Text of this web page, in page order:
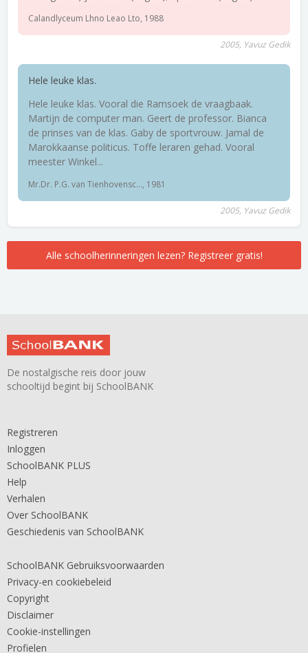
Calandlyceum Lhno Leao Lto, 1988
2005, Yavuz Gedik
Hele leuke klas.
Hele leuke klas. Vooral die Ramsoek de vraagbaak.
Martijn de computer man. Geert de professor. Bianca
de prinses van de klas. Gaby de sportvrouw. Jamal de
Marokkaanse politicus. Toffe leraren gehad. Vooral
meester Winkel...
Mr.Dr. P.G. van Tienhovensc..., 1981
2005, Yavuz Gedik
Alle schoolherinneringen lezen? Registreer gratis!
De nostalgische reis door jouw
schooltijd begint bij SchoolBANK
Registreren
Inloggen
SchoolBANK PLUS
Help
Verhalen
Over SchoolBANK
Geschiedenis van SchoolBANK
SchoolBANK Gebruiksvoorwaarden
Privacy-en cookiebeleid
Copyright
Disclaimer
Cookie-instellingen
Profielen